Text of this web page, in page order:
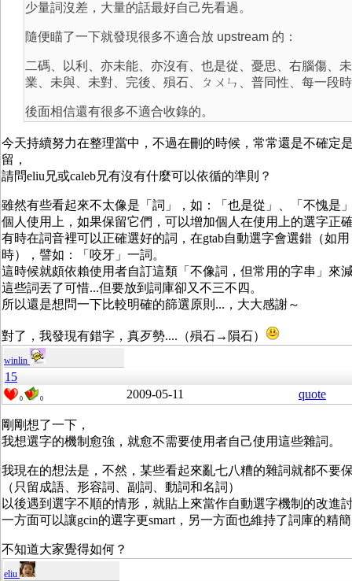
少量詞沒差，大量的話最好自己先看過。
隨便瞄了一下就發現很多不適合放 upstream 的：
二碼、以利、亦未能、亦沒有、也是從、憂思、右腦傷、
業、未與、未對、完後、殞石、ㄆㄨㄣ、普同性、每一段
後面相信還有很多不適合收錄的。
今天持續努力在整理當中，不過在刪的時候，常常還是不確定
留，
請問eliu兄或caleb兄有沒有什麼可以依循的準則？
雖然有些看起來不太像是「詞」，如：「也是從」、「不愧是
個人使用上，如果保留它們，可以增加個人在使用上的選字正
有時在詞音裡可以正確選好的詞，在gtab自動選字會選錯（如
時），譬如：「咬牙」一詞。
這時候就頗依賴使用者自訂這類「不像詞，但常用的字串」來
這些詞丟了可惜...但要放到詞庫卻又不三不四。
所以還是想問一下比較明確的篩選原則...，大大感謝～
對了，我發現有錯字，真歹勢....（殞石→隕石）
winlin
15
0 0 2009-05-11 quote
剛剛想了一下，
我想選字的機制愈強，就愈不需要使用者自己使用這些雜詞。
我現在的想法是，不然，某些看起來亂七八糟的雜詞就都不要
（只留成語、形容詞、副詞、動詞和名詞）
以後遇到選字不順的情形，就貼上來當作自動選字機制的改進
一方面可以讓gcin的選字更smart，另一方面也維持了詞庫的精
不知道大家覺得如何？
eliu